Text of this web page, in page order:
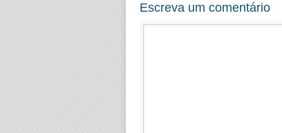
Escreva um comentário